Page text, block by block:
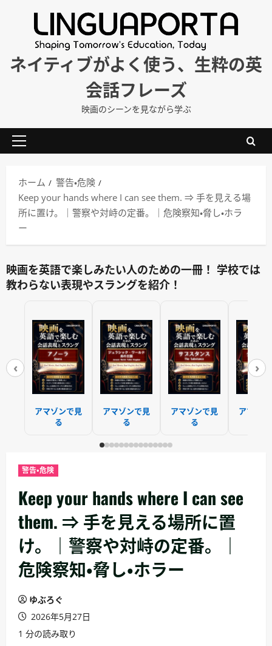
ネイティブがよく使う、生粋の英
会話フレーズ
映画のシーンを見ながら学ぶ
メ
ン
メ
ニ
ホーム
警告・危険
Keep your hands where I can see them. ⇒ 手を見える場
所に置け。｜警察や対峙の定番。｜危険察知・脅し・ホラ
ー
映画を英語で楽しみたい人のための一冊！ 学校では
教わらない表現やスラングを紹介！
‹
アマゾンで見
る
アマゾンで見
る
アマゾンで見
る
アマゾ
›
警告・危険
Keep your hands where I can see
them. ⇒ 手を見える場所に置
け。｜警察や対峙の定番。｜
危険察知・脅し・ホラー
ゆぶろぐ
2026年5月27日
1 分の読み取り